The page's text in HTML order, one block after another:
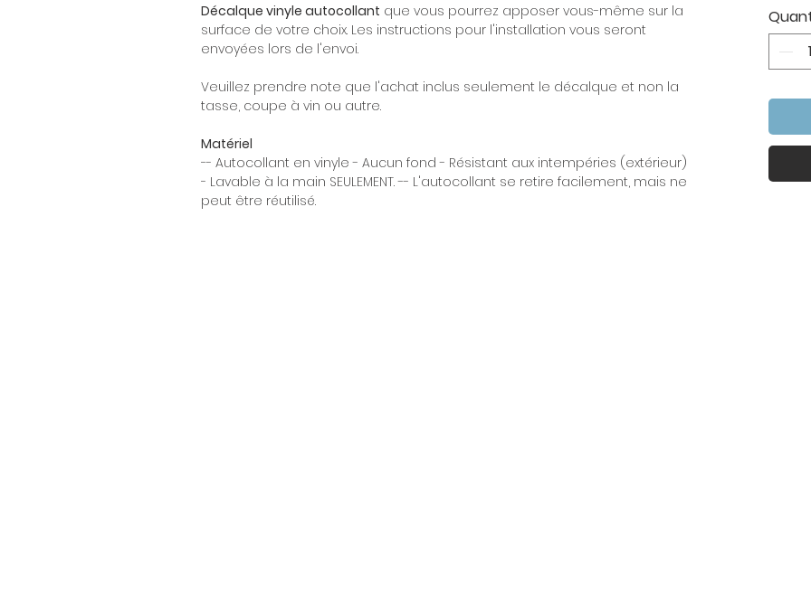
Décalque vinyle autocollant que vous pourrez apposer vous-même sur la
surface de votre choix. Les instructions pour l'installation vous seront
envoyées lors de l'envoi.
Veuillez prendre note que l'achat inclus seulement le décalque et non la
tasse, coupe à vin ou autre.
Matériel
-- Autocollant en vinyle - Aucun fond - Résistant aux intempéries (extérieur)
- Lavable à la main SEULEMENT. -- L'autocollant se retire facilement, mais ne
peut être réutilisé.